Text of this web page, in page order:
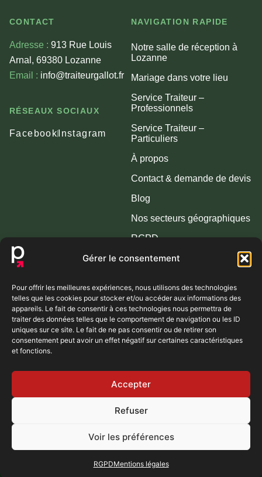
Gérer le consentement
Pour offrir les meilleures expériences, nous utilisons des technologies
telles que les cookies pour stocker et/ou accéder aux informations des
appareils. Le fait de consentir à ces technologies nous permettra de
traiter des données telles que le comportement de navigation ou les ID
uniques sur ce site. Le fait de ne pas consentir ou de retirer son
consentement peut avoir un effet négatif sur certaines caractéristiques
et fonctions.
Accepter
Refuser
Voir les préférences
RGPDMentions légales
CONTACT
Adresse : 913 Rue Louis
Arnal, 69380 Lozanne
Email : info@traiteurgallot.fr
RÉSEAUX SOCIAUX
Facebook Instagram
NAVIGATION RAPIDE
Notre salle de réception à
Lozanne
Mariage dans votre lieu
Service Traiteur –
Professionnels
Service Traiteur –
Particuliers
À propos
Contact & demande de devis
Blog
Nos secteurs géographiques
RGPD
D’INTERVENTION
Domaines :
Domaine de Montfriol (69) | Domaine des Hirondelles
(69) | Domaine des Oliviers (69) | Domaine des Tuileries (69) |
Domaine de la Genetière (69) | Domaine de Tourieux (69) |
Domaine de Lamartine (71) | Domaine Morgon La Javenière
Mentions légales